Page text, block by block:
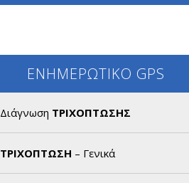
ΕΝΗΜΕΡΩΤΙΚΟ GPS
Διάγνωση ΤΡΙΧΟΠΤΩΣΗΣ
ΤΡΙΧΟΠΤΩΣΗ – Γενικά